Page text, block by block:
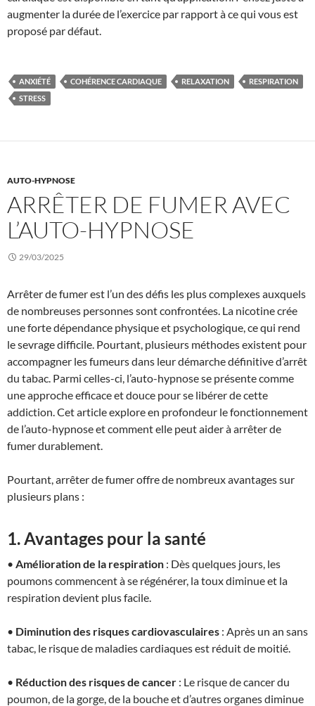
augmenter la durée de l’exercice par rapport à ce qui vous est
proposé par défaut.
ANXIÉTÉ COHÉRENCE CARDIAQUE RELAXATION
RESPIRATION
STRESS
AUTO-HYPNOSE
ARRÊTER DE FUMER AVEC
L’AUTO-HYPNOSE
29/03/2025
Arrêter de fumer est l’un des défis les plus complexes auxquels
de nombreuses personnes sont confrontées. La nicotine crée
une forte dépendance physique et psychologique, ce qui rend
le sevrage difficile. Pourtant, plusieurs méthodes existent pour
accompagner les fumeurs dans leur démarche définitive d’arrêt
du tabac. Parmi celles-ci, l’auto-hypnose se présente comme
une approche efficace et douce pour se libérer de cette
addiction. Cet article explore en profondeur le fonctionnement
de l’auto-hypnose et comment elle peut aider à arrêter de
fumer durablement.
Pourtant, arrêter de fumer offre de nombreux avantages sur
plusieurs plans :
1. Avantages pour la santé
• Amélioration de la respiration : Dès quelques jours, les
poumons commencent à se régénérer, la toux diminue et la
respiration devient plus facile.
• Diminution des risques cardiovasculaires : Après un an sans
tabac, le risque de maladies cardiaques est réduit de moitié.
• Réduction des risques de cancer : Le risque de cancer du
poumon, de la gorge, de la bouche et d’autres organes diminue